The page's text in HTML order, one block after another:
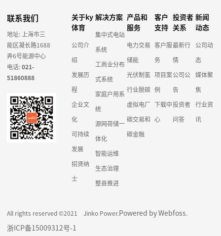
联系我们
地址: 上海市三
能区凝长路1688
弄6号能源中心
电话:021-
51860888
关于ky
体育
公司介
绍
发展历
程
企业文
化
可持续
发展
招贤纳
士
解决方案
集中式电站
系统
工商业分布
式系统
家庭户用系
统
源网荷储一
体化
智能运维
生态治理
整县推进
产品和
服务
电力交易
储能
光伏制氢
行业脱碳
虚拟电厂
碳交易和
碳金融
客户
支持
客户服
务
项目案
例
下载中
心
投资者
关系
最新行
情
公司公
告
投资者
问答
新闻
动态
公司动
态
媒体聚
焦
行业资
讯
All rights reserved ©2021 Jinko Power.Powered by Webfoss.
浙ICP备15009312号-1